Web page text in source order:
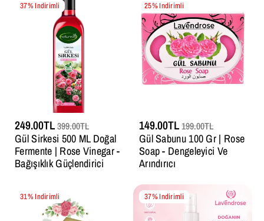
37% Indirimli
Gül Sirkesi 500 ML Doğal
Fermente | Rose Vinegar -
Bağışıklık Güçlendirici
249.00TL399.00TL
25% Indirimli
Gül Sabunu 100 Gr | Rose
Soap - Dengeleyici Ve
Arındırıcı
149.00TL199.00TL
31% Indirimli 37% Indirimli